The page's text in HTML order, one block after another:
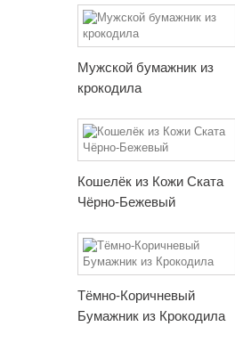
Мужской бумажник из
крокодила
Кошелёк из Кожи Ската
Чёрно-Бежевый
Тёмно-Коричневый
Бумажник из Крокодила